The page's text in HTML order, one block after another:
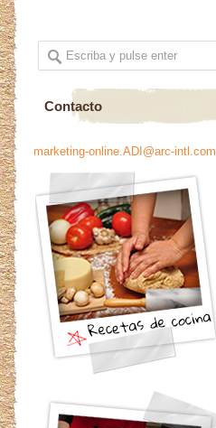
Contacto
marketing-online.ADI@arc-intl.com